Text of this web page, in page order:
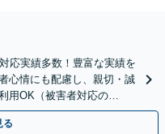
応実績多数！豊富な実績を
心情にも配慮し、親切・誠
用OK（被害者対応の
る